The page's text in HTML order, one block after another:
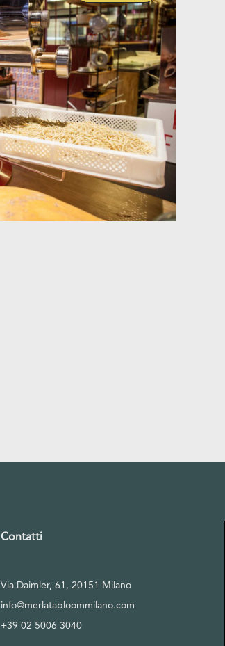
Contatti
Via Daimler, 61, 20151 Milano
info@merlatabloommilano.com
+39 02 5006 3040